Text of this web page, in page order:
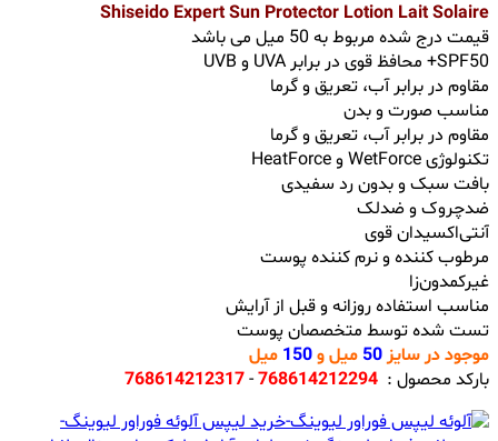
Shiseido Expert Sun Protector Lotion Lait Solaire
قیمت درج شده مربوط به 50 میل می باشد
SPF50+ محافظ قوی در برابر UVA و UVB
مقاوم در برابر آب، تعریق و گرما
مناسب صورت و بدن
مقاوم در برابر آب، تعریق و گرما
تکنولوژی WetForce و HeatForce
بافت سبک و بدون رد سفیدی
ضدچروک و ضدلک
آنتی‌اکسیدان قوی
مرطوب کننده و نرم کننده پوست
غیرکمدون‌زا
مناسب استفاده روزانه و قبل از آرایش
تست شده توسط متخصصان پوست
موجود در سایز50 میل و150 میل
بارکد محصول : 768614212294
-
768614212317